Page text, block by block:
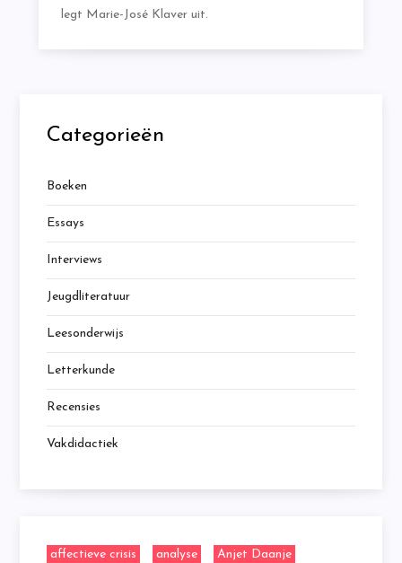
legt Marie-José Klaver uit.
Categorieën
Boeken
Essays
Interviews
Jeugdliteratuur
Leesonderwijs
Letterkunde
Recensies
Vakdidactiek
affectieve crisis analyse Anjet Daanje